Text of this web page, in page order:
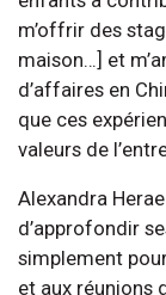
m’offrir des
maison…] et
d’affaires en
que ces
valeurs de
Alexandra
d’approfondir
simplement
et aux réunions